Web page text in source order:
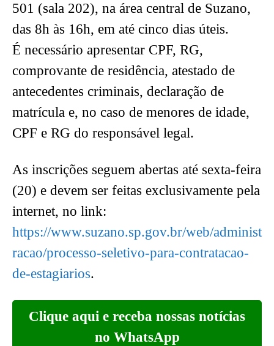
501 (sala 202), na área central de Suzano,
das 8h às 16h, em até cinco dias úteis.
É necessário apresentar CPF, RG,
comprovante de residência, atestado de
antecedentes criminais, declaração de
matrícula e, no caso de menores de idade,
CPF e RG do responsável legal.
As inscrições seguem abertas até sexta-feira
(20) e devem ser feitas exclusivamente pela
internet, no link:
https://www.suzano.sp.gov.br/web/administ
racao/processo-seletivo-para-contratacao-
de-estagiarios.
Clique aqui e receba nossas notícias
no WhatsApp